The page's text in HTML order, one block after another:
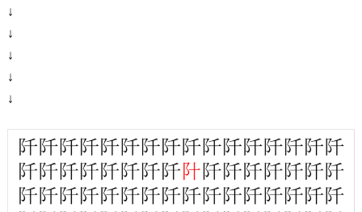
↓
↓
↓
↓
↓